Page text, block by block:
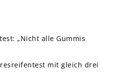
„Nicht alle Gummis
mit gleich drei